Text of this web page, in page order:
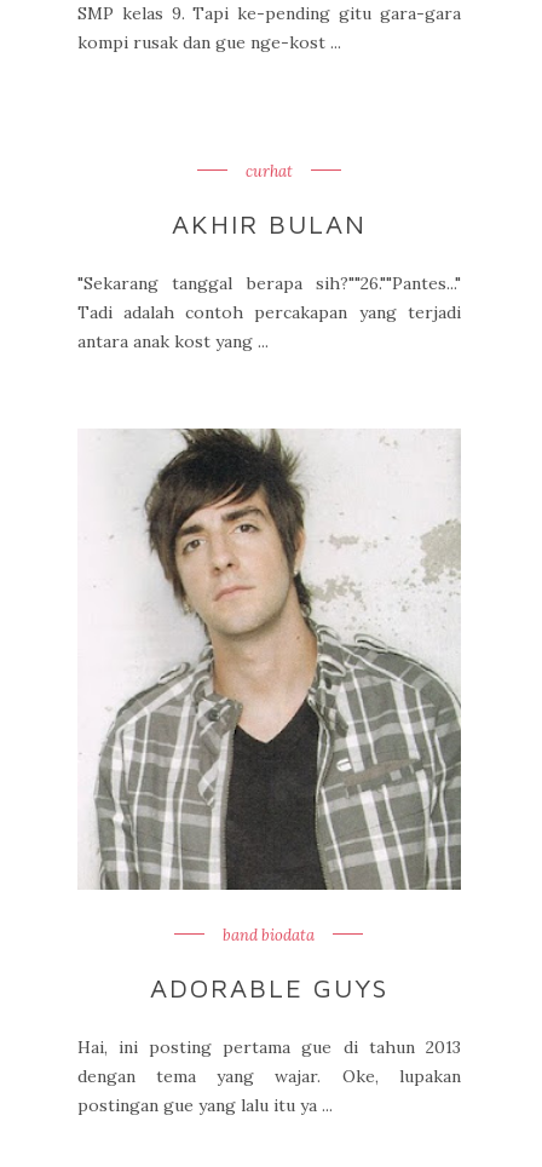
SMP kelas 9. Tapi ke-pending gitu gara-gara
kompi rusak dan gue nge-kost ...
curhat
AKHIR BULAN
"Sekarang tanggal berapa sih?""26.""Pantes..."
Tadi adalah contoh percakapan yang terjadi
antara anak kost yang ...
band biodata
ADORABLE GUYS
Hai, ini posting pertama gue di tahun 2013
dengan tema yang wajar. Oke, lupakan
postingan gue yang lalu itu ya ...